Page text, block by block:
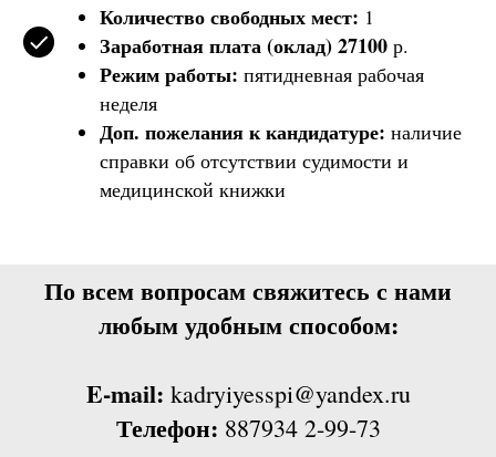
Количество свободных мест: 1
Заработная плата (оклад) 27100 р.
Режим работы: пятидневная рабочая
неделя
Доп. пожелания к кандидатуре: наличие
справки об отсутствии судимости и
медицинской книжки
По всем вопросам свяжитесь с нами
любым удобным способом:
E-mail: kadryiyesspi@yandex.ru
Телефон: 887934 2-99-73